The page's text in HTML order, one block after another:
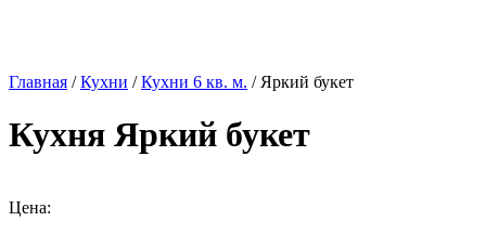
Главная /Кухни /Кухни 6 кв. м. / Яркий букет
Кухня Яркий букет
Цена: